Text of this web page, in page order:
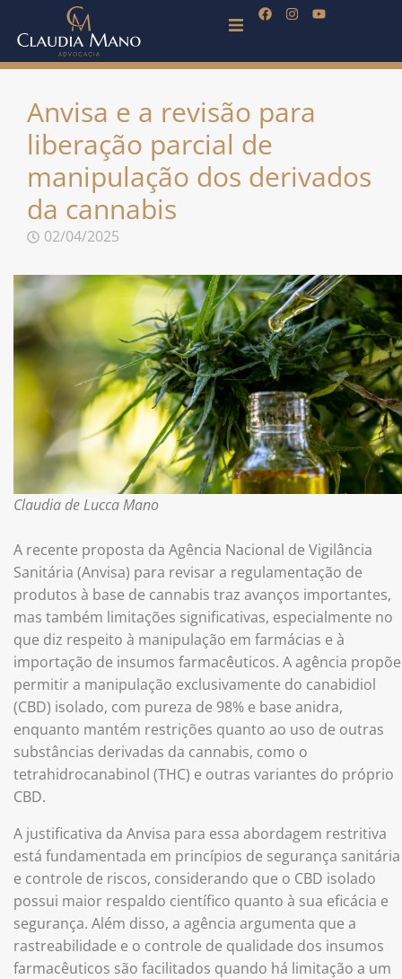
Anvisa e a revisão para
liberação parcial de
manipulação dos derivados
da cannabis
02/04/2025
Claudia de Lucca Mano
A recente proposta da Agência Nacional de Vigilância
Sanitária (Anvisa) para revisar a regulamentação de
produtos à base de cannabis traz avanços importantes,
mas também limitações significativas, especialmente no
que diz respeito à manipulação em farmácias e à
importação de insumos farmacêuticos. A agência propõe
permitir a manipulação exclusivamente do canabidiol
(CBD) isolado, com pureza de 98% e base anidra,
enquanto mantém restrições quanto ao uso de outras
substâncias derivadas da cannabis, como o
tetrahidrocanabinol (THC) e outras variantes do próprio
CBD.
A justificativa da Anvisa para essa abordagem restritiva
está fundamentada em princípios de segurança sanitária
e controle de riscos, considerando que o CBD isolado
possui maior respaldo científico quanto à sua eficácia e
segurança. Além disso, a agência argumenta que a
rastreabilidade e o controle de qualidade dos insumos
farmacêuticos são facilitados quando há limitação a um